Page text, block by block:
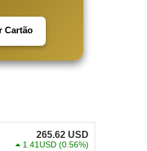
Cartão
265.62 USD
1.41USD (0.56%)